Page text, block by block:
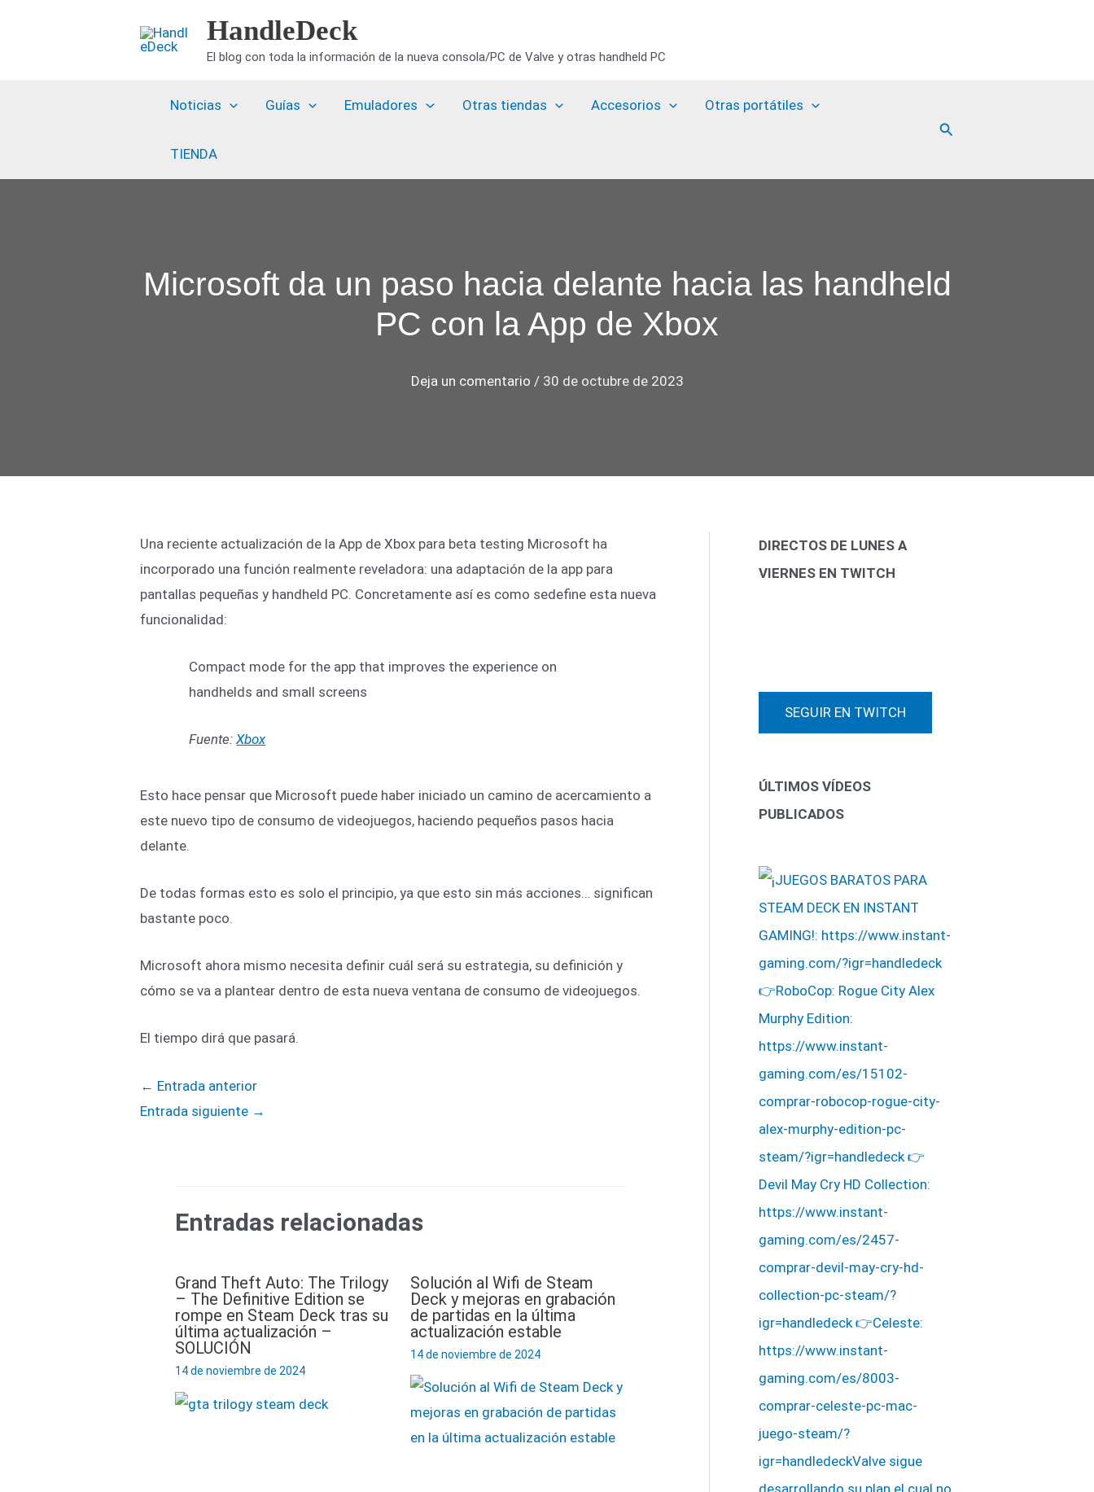
HandleDeck
El blog con toda la información de la nueva consola/PC de Valve y otras handheld PC
Noticias Guías Emuladores Otras tiendas Accesorios Otras portátiles
TIENDA
Buscar
Microsoft da un paso hacia delante hacia las handheld
PC con la App de Xbox
Deja un comentario / 30 de octubre de 2023
Una reciente actualización de la App de Xbox para beta testing Microsoft ha
incorporado una función realmente reveladora: una adaptación de la app para
pantallas pequeñas y handheld PC. Concretamente así es como sedefine esta nueva
funcionalidad:
Compact mode for the app that improves the experience on
handhelds and small screens
Fuente:Xbox
Esto hace pensar que Microsoft puede haber iniciado un camino de acercamiento a
este nuevo tipo de consumo de videojuegos, haciendo pequeños pasos hacia
delante.
De todas formas esto es solo el principio, ya que esto sin más acciones… significan
bastante poco.
Microsoft ahora mismo necesita definir cuál será su estrategia, su definición y
cómo se va a plantear dentro de esta nueva ventana de consumo de videojuegos.
El tiempo dirá que pasará.
← Entrada anterior
Entrada siguiente →
Entradas relacionadas
Grand Theft Auto: The Trilogy
– The Definitive Edition se
rompe en Steam Deck tras su
última actualización –
SOLUCIÓN
14 de noviembre de 2024
Solución al Wifi de Steam
Deck y mejoras en grabación
de partidas en la última
actualización estable
14 de noviembre de 2024
DIRECTOS DE LUNES A
VIERNES EN TWITCH
SEGUIR EN TWITCH
ÚLTIMOS VÍDEOS
PUBLICADOS